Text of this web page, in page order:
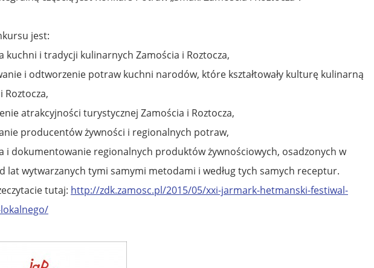
jest:
kuchni i tradycji kulinarnych Zamościa i Roztocza,
i odtworzenie potraw kuchni narodów, które kształtowały kulturę kulinarną
Roztocza,
atrakcyjności turystycznej Zamościa i Roztocza,
producentów żywności i regionalnych potraw,
i dokumentowanie regionalnych produktów żywnościowych, osadzonych w
lat wytwarzanych tymi samymi metodami i według tych samych receptur.
tutaj: http://zdk.zamosc.pl/2015/05/xxi-jarmark-hetmanski-festiwal-